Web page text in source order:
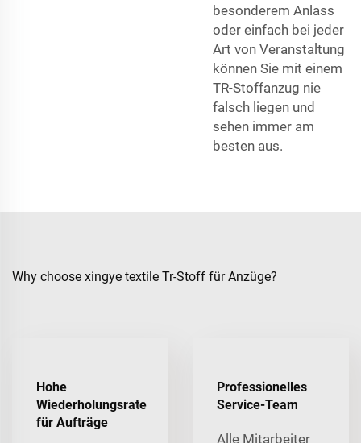
besonderem Anlass
oder einfach bei jeder
Art von Veranstaltung
können Sie mit einem
TR-Stoffanzug nie
falsch liegen und
sehen immer am
besten aus.
Why choose xingye textile Tr-Stoff für Anzüge?
Hohe
Wiederholungsrate
für Aufträge
Professionelles
Service-Team
Alle Mitarbeiter